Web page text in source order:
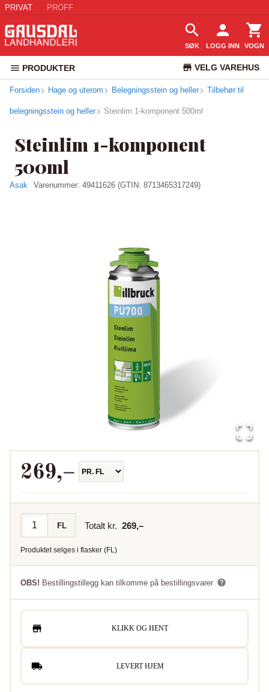
PRIVAT PROFF
SØK LOGG INN VOGN
PRODUKTER VELG VAREHUS
KUNDESERVICE
Forsiden Hage og uterom Belegningsstein og heller Tilbehør til
belegningsstein og heller Steinlim 1-komponent 500ml
Steinlim 1-komponent
500ml
Asak Varenummer: 49411626 (GTIN: 8713465317249)
269,–
FL Totalt kr. 269,–
Produktet selges i flasker (FL)
OBS! Bestillingstillegg kan tilkomme på bestillingsvarer
KLIKK OG HENT
LEVERT HJEM